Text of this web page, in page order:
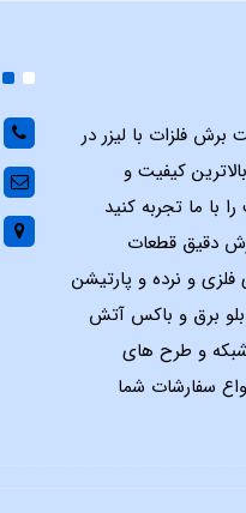
برش فلزات با لیزر در
کیفیت و
با ما تجربه کنید
دقیق قطعات
و نرده و پارتیشن
برق و باکس آتش
و طرح های
سفارشات شما